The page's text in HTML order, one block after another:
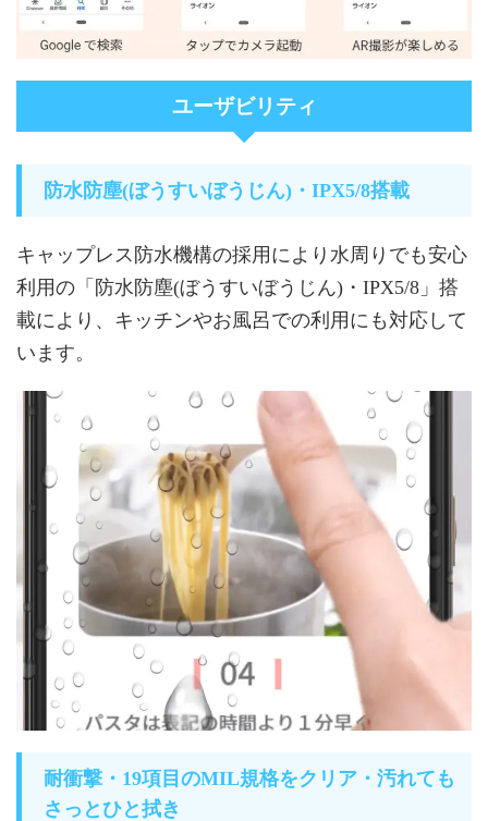
ユーザビリティ
防水防塵(ぼうすいぼうじん)・IPX5/8搭載
キャップレス防水機構の採用により水周りでも安心
利用の「防水防塵(ぼうすいぼうじん)・IPX5/8」搭
載により、キッチンやお風呂での利用にも対応して
います。
耐衝撃・19項目のMIL規格をクリア・汚れても
さっとひと拭き